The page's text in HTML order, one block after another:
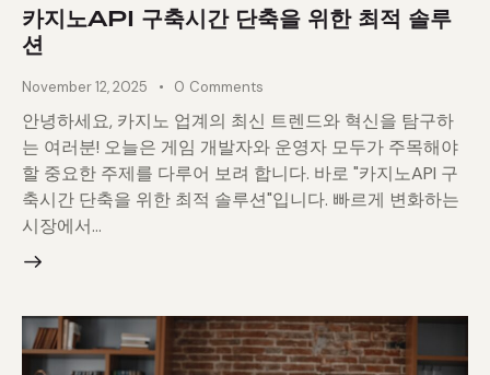
카지노API 구축시간 단축을 위한 최적 솔루
션
November 12, 2025 0 Comments
안녕하세요, 카지노 업계의 최신 트렌드와 혁신을 탐구하
는 여러분! 오늘은 게임 개발자와 운영자 모두가 주목해야
할 중요한 주제를 다루어 보려 합니다. 바로 "카지노API 구
축시간 단축을 위한 최적 솔루션"입니다. 빠르게 변화하는
시장에서…